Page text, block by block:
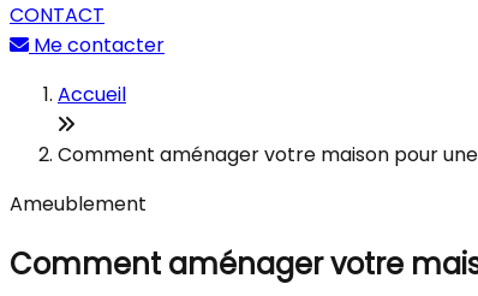
CONTACT
Me contacter
Accueil
Comment aménager votre maison pour
Ameublement
Comment aménager votre